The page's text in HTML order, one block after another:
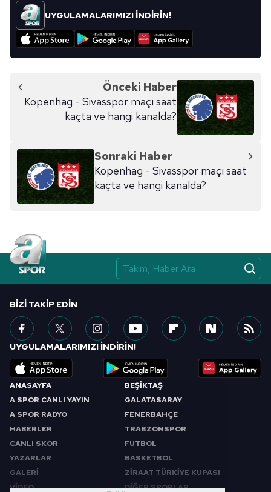
UYGULAMALARIMIZI İNDİRİN!
Önceki Haber
Kopenhag - Sivasspor maçı saat
kaçta ve hangi kanalda?
Sonraki Haber
Kopenhag - Sivasspor maçı saat
kaçta ve hangi kanalda?
ANASAYFA
A SPOR CANLI YAYIN
A SPOR RADYO
HABERLER
CANLI SKOR
YAZARLAR
GALERİ
VİDEO
BEŞİKTAŞ
GALATASARAY
FENERBAHÇE
TRABZONSPOR
FUTBOL
BASKETBOL
ZİRAAT TÜRKİYE KUPASI
DİĞER SPORLAR
BIZI TAKIP EDIN
UYGULAMALARIMIZI İNDİRİN!